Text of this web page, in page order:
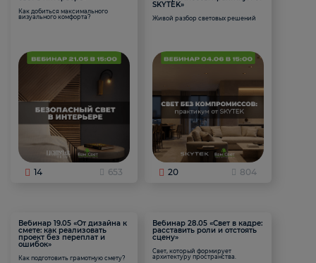
Как добиться максимального
визуального комфорта?
14 653
SKYTEK»
Живой разбор световых решений
20 804
Вебинар 19.05 «От дизайна к
смете: как реализовать
проект без переплат и
ошибок»
Как подготовить грамотную смету?
Вебинар 28.05 «Свет в кадре:
расставить роли и отстоять
сцену»
Свет, который формирует
архитектуру пространства.